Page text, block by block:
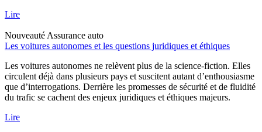
Lire
Nouveauté Assurance auto
Les voitures autonomes et les questions juridiques et éthiques
Les voitures autonomes ne relèvent plus de la science-fiction. Elles
circulent déjà dans plusieurs pays et suscitent autant d’enthousiasme
que d’interrogations. Derrière les promesses de sécurité et de fluidité
du trafic se cachent des enjeux juridiques et éthiques majeurs.
Lire